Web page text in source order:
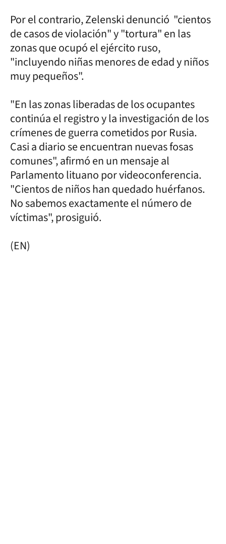
Por el contrario, Zelenski denunció "cientos
de casos de violación" y "tortura" en las
zonas que ocupó el ejército ruso,
"incluyendo niñas menores de edad y niños
muy pequeños".
"En las zonas liberadas de los ocupantes
continúa el registro y la investigación de los
crímenes de guerra cometidos por Rusia.
Casi a diario se encuentran nuevas fosas
comunes", afirmó en un mensaje al
Parlamento lituano por videoconferencia.
"Cientos de niños han quedado huérfanos.
No sabemos exactamente el número de
víctimas", prosiguió.
(EN)